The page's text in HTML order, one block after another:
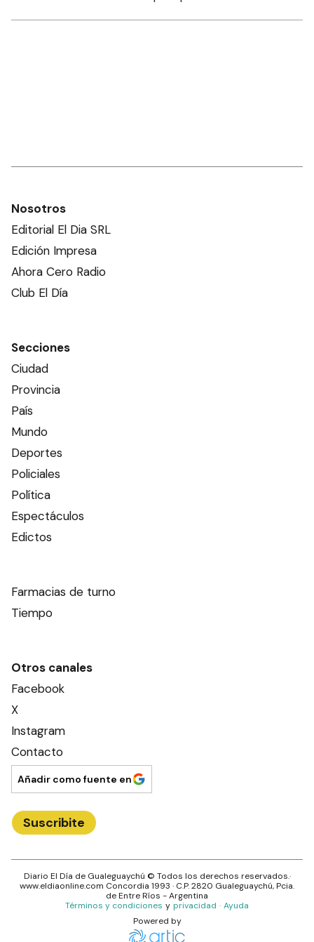
Nosotros
Editorial El Dia SRL
Edición Impresa
Ahora Cero Radio
Club El Día
Secciones
Ciudad
Provincia
País
Mundo
Deportes
Policiales
Política
Espectáculos
Edictos
Farmacias de turno
Tiempo
Otros canales
Facebook
X
Instagram
Contacto
Añadir como fuente en
Suscribite
Diario El Día de Gualeguaychú © Todos los derechos reservados.·
www.eldiaonline.com Concordia 1993 · C.P.2820 Gualeguaychú, Pcia.
deEntre Ríos - Argentina
Términos y condiciones y privacidad · Ayuda
Powered by